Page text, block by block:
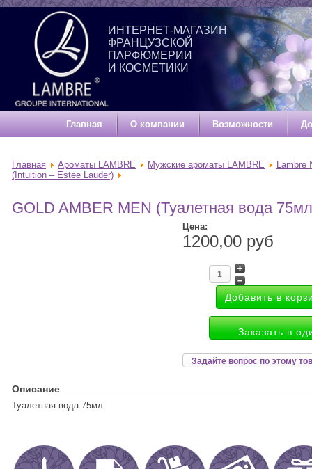
ИНТЕРНЕТ-МАГАЗИН
ФРАНЦУЗСКОЙ
ПАРФЮМЕРИИ
И КОСМЕТИКИ
Главная О компании Возможности
Главная Ароматы LAMBRE Мужские ароматы LAMBRE
(Intuition – Estee Lauder)
GOLD AMBER MEN (Туалетная вода
Цена:
1200,00 руб
Заказать в
Задайте вопрос по этому
Описание
Туалетная вода 75мл.